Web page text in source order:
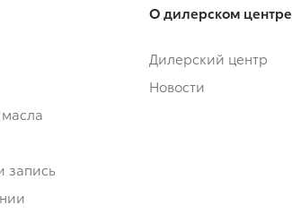
запись
О дилерском центре
Дилерский центр
Новости